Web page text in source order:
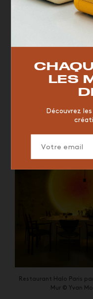
Restaurant Halo Paris par
Restaurant Halo Paris
Mur © Yvan
LES
Découvrez
RESTAURANT
JAUNE
ORGANIQUE